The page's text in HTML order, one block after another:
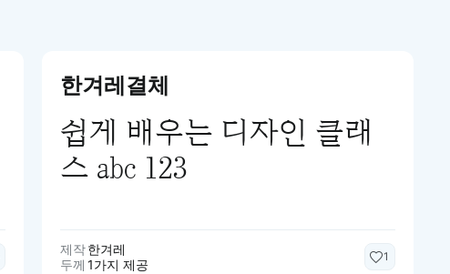
한겨레결체
쉽게 배우는 디자인 클래
스 abc 123
제작한겨레
두께 1가지 제공
1